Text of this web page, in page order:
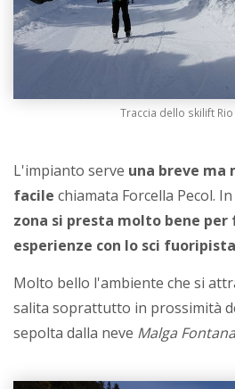
Traccia dello skilift
L'impianto serve una breve ma
facile chiamata Forcella Pecol.
zona si presta molto bene per
esperienze con lo sci fuoripista
Molto bello l'ambiente che si
salita soprattutto in prossimità
sepolta dalla neve Malga